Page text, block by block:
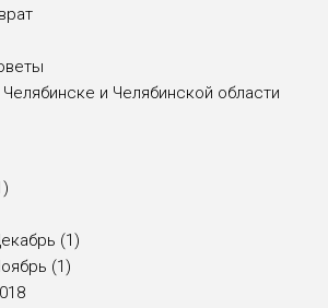
и Челябинской области
(1)
(1)